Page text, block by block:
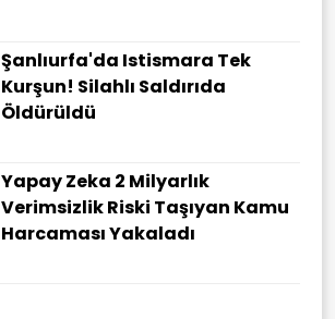
Şanlıurfa'da Istismara Tek
Kurşun! Silahlı Saldırıda
Öldürüldü
Yapay Zeka 2 Milyarlık
Verimsizlik Riski Taşıyan Kamu
Harcaması Yakaladı